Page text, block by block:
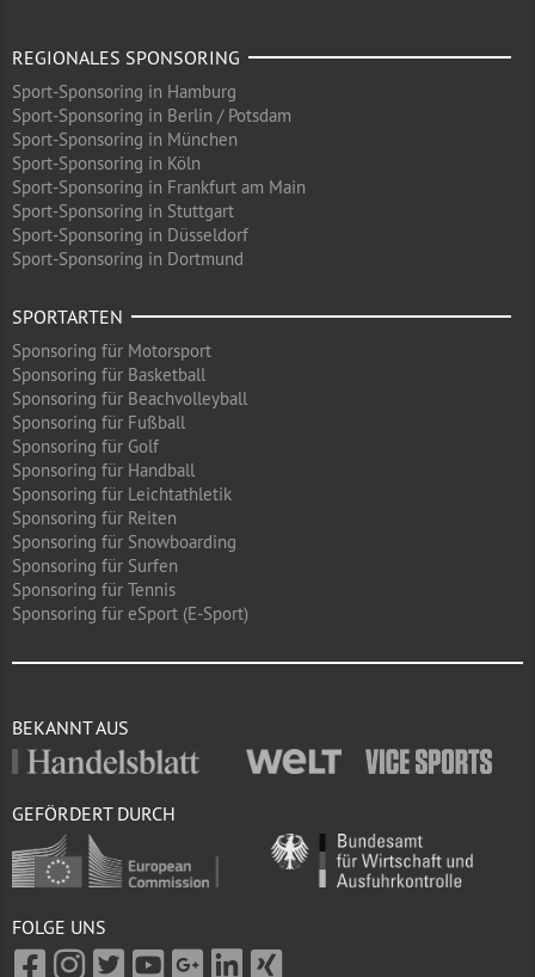
REGIONALES SPONSORING
Sport-Sponsoring in Hamburg
Sport-Sponsoring in Berlin / Potsdam
Sport-Sponsoring in München
Sport-Sponsoring in Köln
Sport-Sponsoring in Frankfurt am Main
Sport-Sponsoring in Stuttgart
Sport-Sponsoring in Düsseldorf
Sport-Sponsoring in Dortmund
SPORTARTEN
Sponsoring für Motorsport
Sponsoring für Basketball
Sponsoring für Beachvolleyball
Sponsoring für Fußball
Sponsoring für Golf
Sponsoring für Handball
Sponsoring für Leichtathletik
Sponsoring für Reiten
Sponsoring für Snowboarding
Sponsoring für Surfen
Sponsoring für Tennis
Sponsoring für eSport (E-Sport)
BEKANNT AUS
GEFÖRDERT DURCH
FOLGE UNS